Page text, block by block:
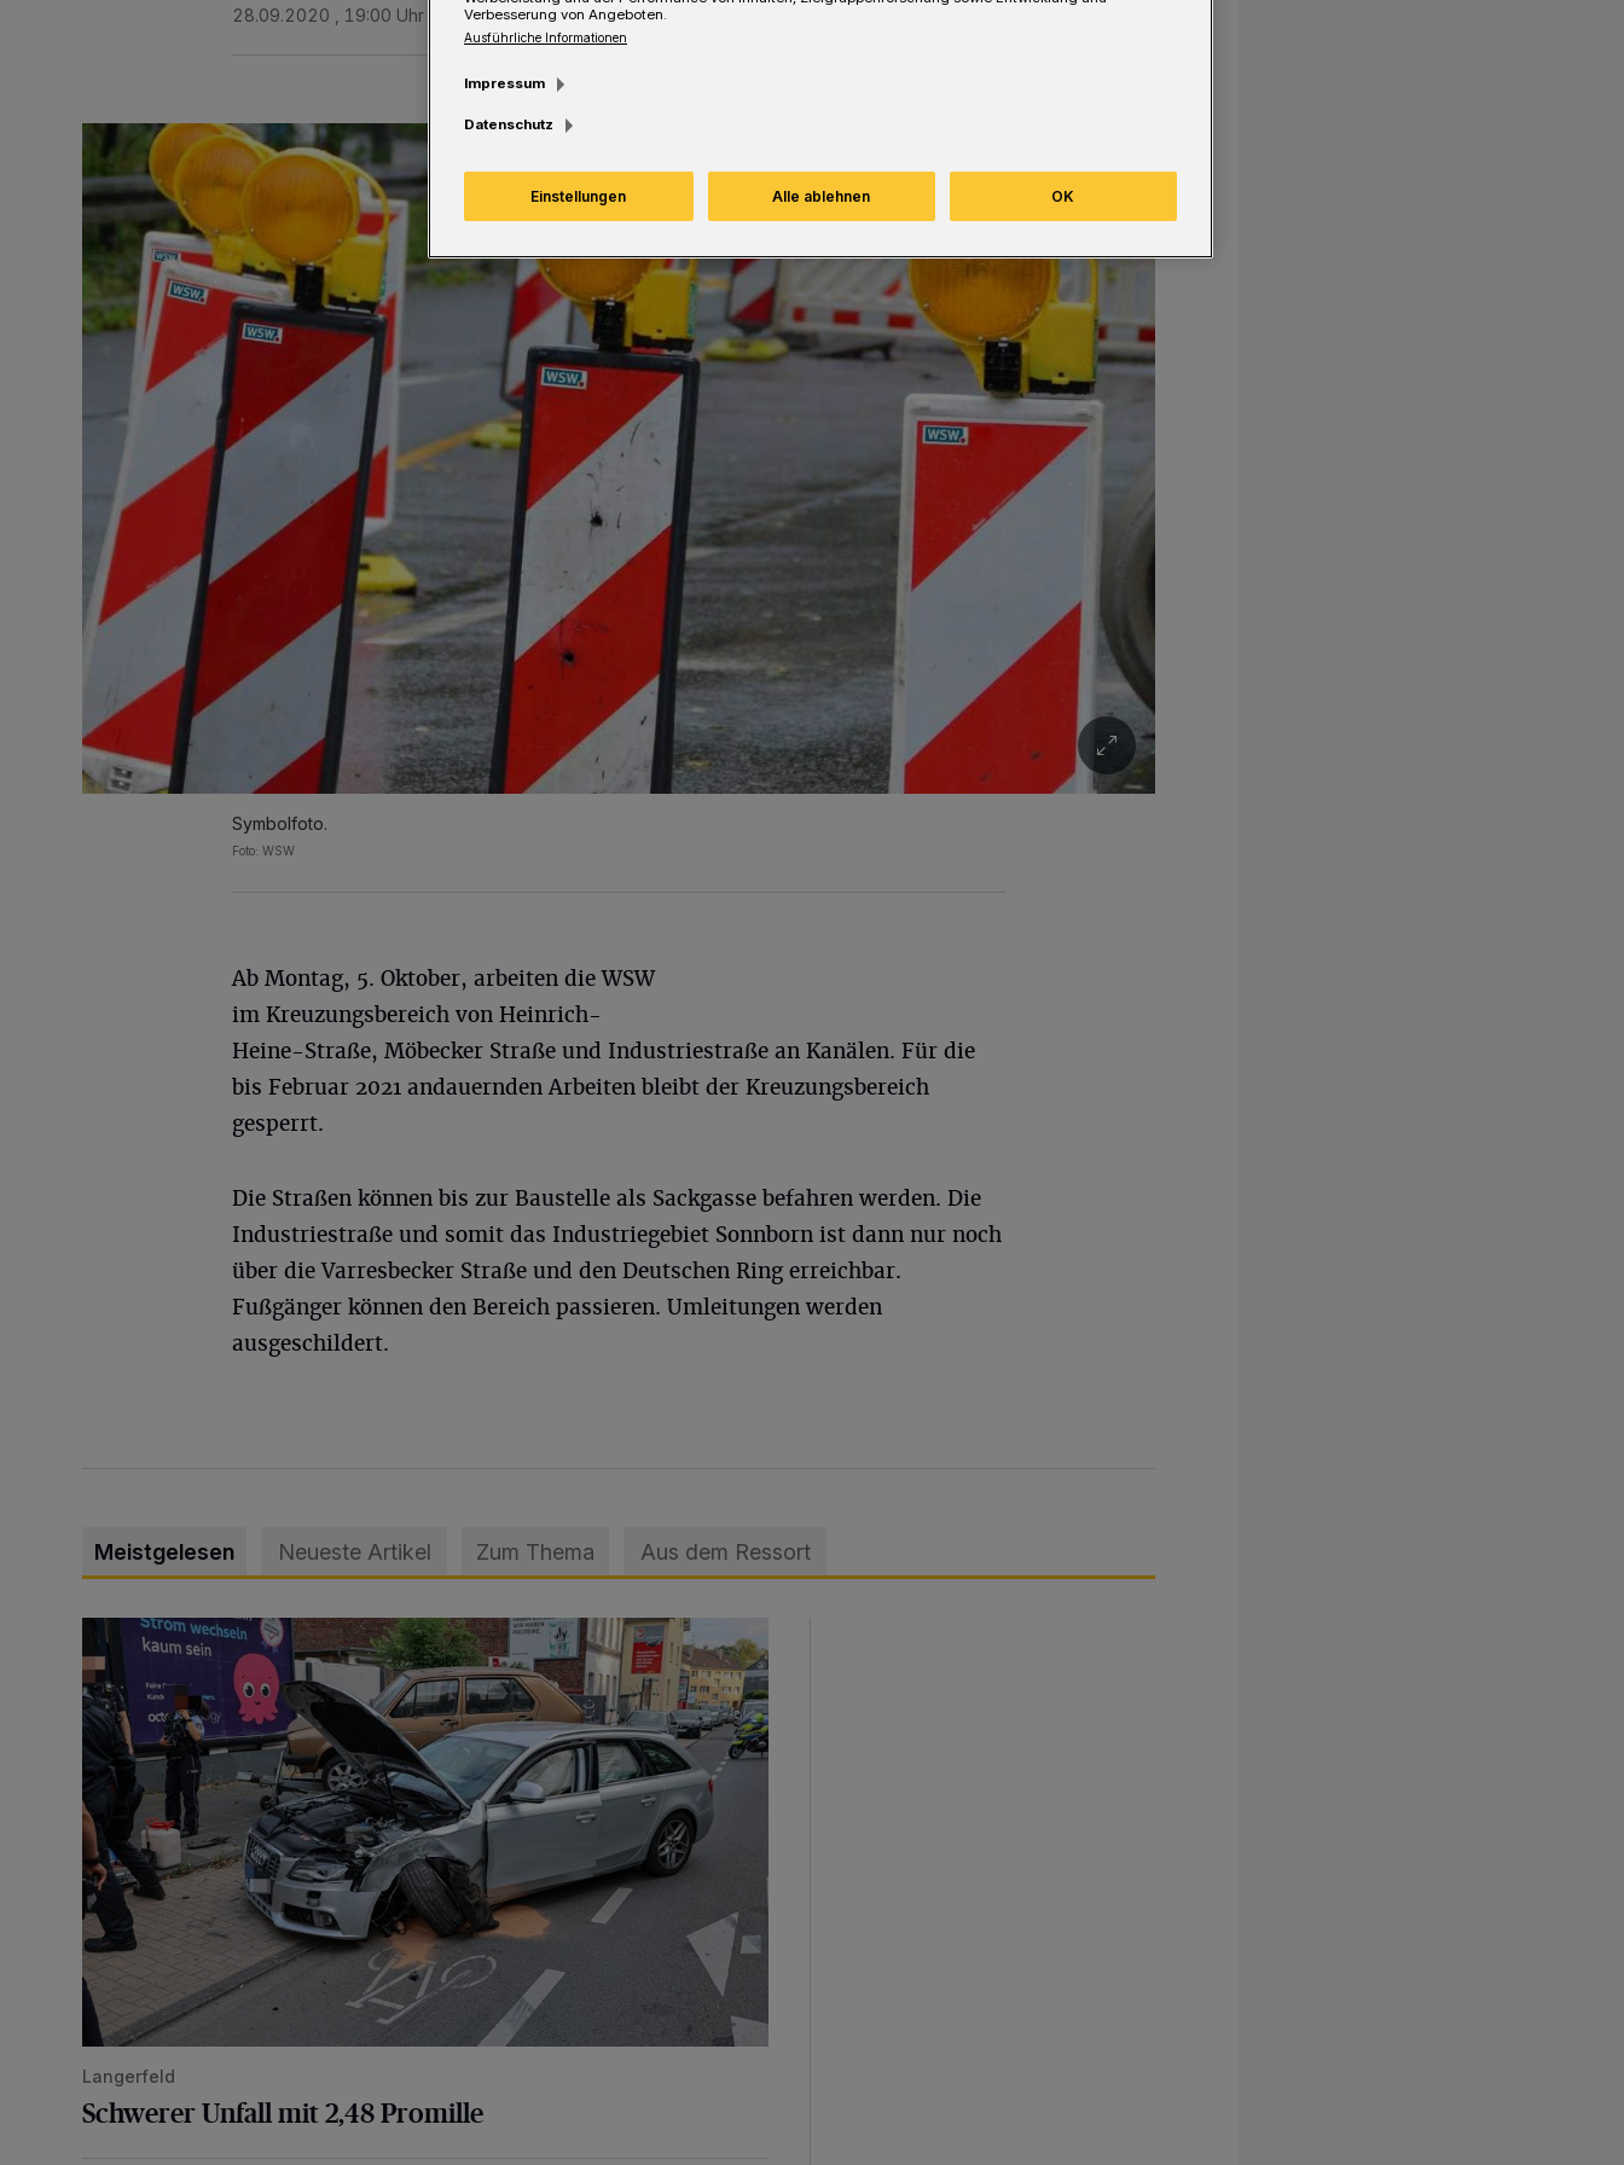
28.09.2020 , 19:00 Uhr Eine Minute Lesezeit
Symbolfoto.
Foto: WSW
Ab Montag, 5. Oktober, arbeiten die WSW
im Kreuzungsbereich von Heinrich-
Heine-Straße, Möbecker Straße und Industriestraße an Kanälen. Für die
bis Februar 2021 andauernden Arbeiten bleibt der Kreuzungsbereich
gesperrt.
Die Straßen können bis zur Baustelle als Sackgasse befahren werden. Die
Industriestraße und somit das Industriegebiet Sonnborn ist dann nur noch
über die Varresbecker Straße und den Deutschen Ring erreichbar.
Fußgänger können den Bereich passieren. Umleitungen werden
ausgeschildert.
Meistgelesen Neueste Artikel Zum Thema Aus dem Ressort
Schwerer Unfall mit 2,48 Promille
Langerfeld
Schwerer Unfall mit 2,48 Promille
Verbesserung von Angeboten.
Ausführliche Informationen
Impressum
Datenschutz
Einstellungen Alle ablehnen OK